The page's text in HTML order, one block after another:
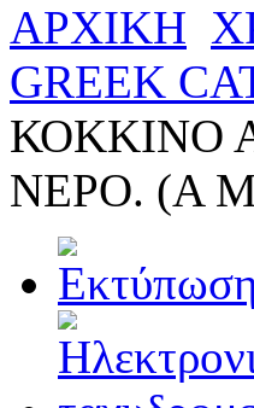
ΑΡΧΙΚΗ
GREEK
ΚΟΚΚΙΝΟ
ΝΕΡΟ. (Α